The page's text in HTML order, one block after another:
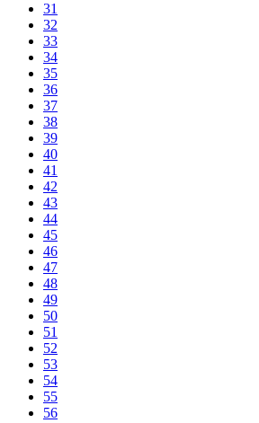
31
32
33
34
35
36
37
38
39
40
41
42
43
44
45
46
47
48
49
50
51
52
53
54
55
56